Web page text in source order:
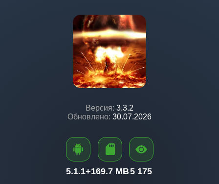
Версия: 3.3.2
Обновлено: 30.07.2026
5.1.1+169.7 MB5 175